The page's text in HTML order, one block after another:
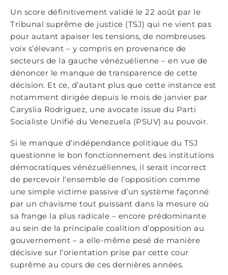
Un score définitivement validé le 22 août par le
Tribunal suprême de justice (TSJ) qui ne vient pas
pour autant apaiser les tensions, de nombreuses
voix s’élevant – y compris en provenance de
secteurs de la gauche vénézuélienne – en vue de
dénoncer le manque de transparence de cette
décision. Et ce, d’autant plus que cette instance est
notamment dirigée depuis le mois de janvier par
Caryslia Rodriguez, une avocate issue du Parti
Socialiste Unifié du Venezuela (PSUV) au pouvoir.
Si le manque d’indépendance politique du TSJ
questionne le bon fonctionnement des institutions
démocratiques vénézuéliennes, il serait incorrect
de percevoir l’ensemble de l’opposition comme
une simple victime passive d’un système façonné
par un chavisme tout puissant dans la mesure où
sa frange la plus radicale – encore prédominante
au sein de la principale coalition d’opposition au
gouvernement – a elle-même pesé de manière
décisive sur l’orientation prise par cette cour
suprême au cours de ces dernières années.